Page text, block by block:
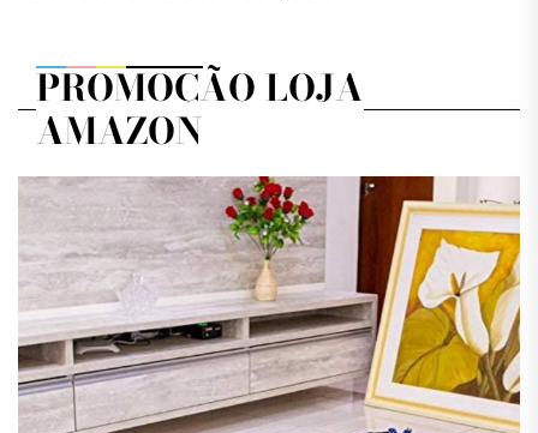
PROMOÇÃO LOJA
AMAZON